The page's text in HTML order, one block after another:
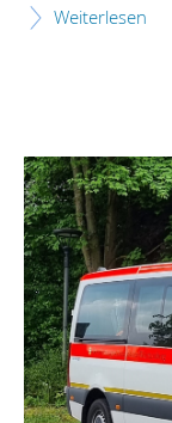
Weiterlesen